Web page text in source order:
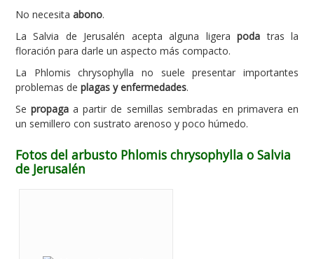
No necesita abono.
La Salvia de Jerusalén acepta alguna ligerapoda tras la
floración para darle un aspecto más compacto.
La Phlomis chrysophylla no suele presentar importantes
problemas de plagas y enfermedades.
Sepropaga a partir de semillas sembradas en primavera en
un semillero con sustrato arenoso y poco húmedo.
Fotos del arbusto Phlomis chrysophylla o Salvia
de Jerusalén